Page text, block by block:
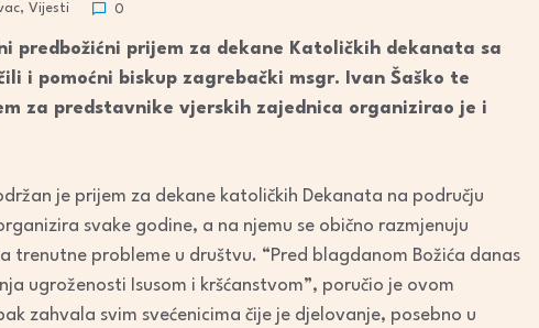
, Vijesti 0
predbožićni prijem za dekane Katoličkih dekanata sa
i pomoćni biskup zagrebački msgr. Ivan Šaško te
za predstavnike vjerskih zajednica organizirao je i
je prijem za dekane katoličkih Dekanata na području
svake godine, a na njemu se obično razmjenuju
trenutne probleme u društvu. “Pred blagdanom Božića danas
ugroženosti Isusom i kršćanstvom”, poručio je ovom
zahvala svim svećenicima čije je djelovanje, posebno u